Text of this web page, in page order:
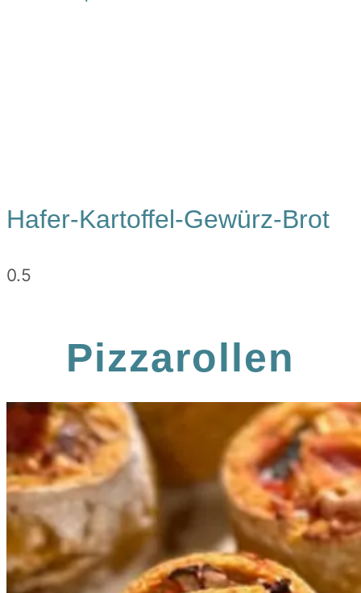
Hafer-Kartoffel-Gewürz-Brot
Pizzarollen